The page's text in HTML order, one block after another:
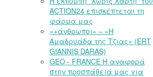
ACTION24 επισκέπτεται τη
φάρμα μας
«+άνθρωποι» – «Η
Αμαδρυάδα της Τζιας» (ERT
GIANNIS DARAS)
GEO - FRANCE Η αναφορά
στην προσπάθειά μας για